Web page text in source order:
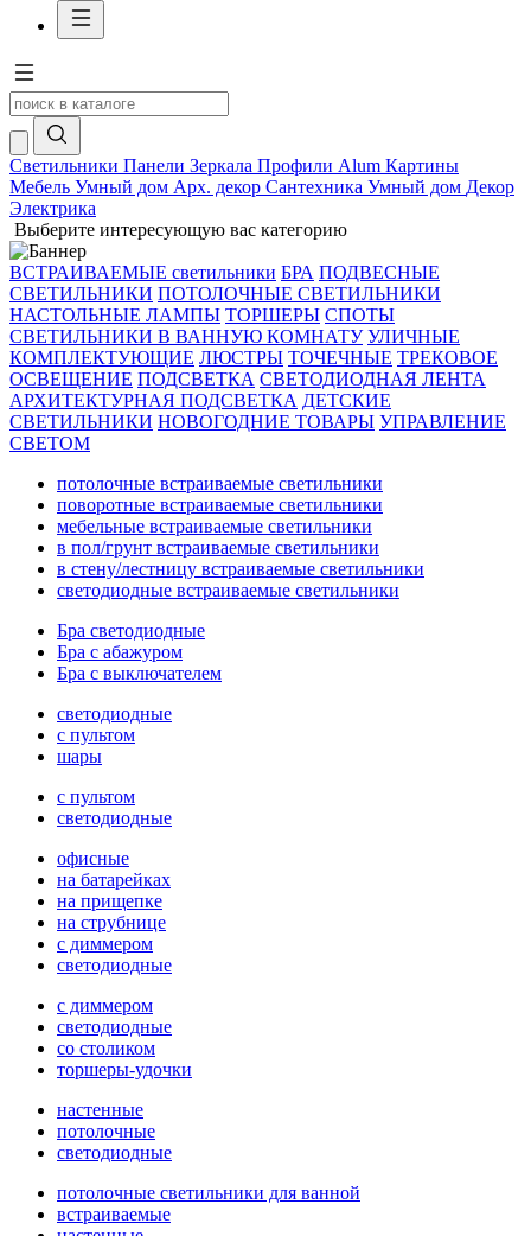
Светильники Панели Зеркала Профили Alum Картины
Мебель Умный дом Арх. декор Сантехника Умный дом Декор
Электрика
Выберите интересующую вас категорию
ВСТРАИВАЕМЫЕ светильники БРА ПОДВЕСНЫЕ
СВЕТИЛЬНИКИ ПОТОЛОЧНЫЕ СВЕТИЛЬНИКИ
НАСТОЛЬНЫЕ ЛАМПЫ ТОРШЕРЫ СПОТЫ
СВЕТИЛЬНИКИ В ВАННУЮ КОМНАТУ УЛИЧНЫЕ
КОМПЛЕКТУЮЩИЕ ЛЮСТРЫ ТОЧЕЧНЫЕ ТРЕКОВОЕ
ОСВЕЩЕНИЕ ПОДСВЕТКА СВЕТОДИОДНАЯ ЛЕНТА
АРХИТЕКТУРНАЯ ПОДСВЕТКА ДЕТСКИЕ
СВЕТИЛЬНИКИ НОВОГОДНИЕ ТОВАРЫ УПРАВЛЕНИЕ
СВЕТОМ
потолочные встраиваемые светильники
поворотные встраиваемые светильники
мебельные встраиваемые светильники
в пол/грунт встраиваемые светильники
в стену/лестницу встраиваемые светильники
светодиодные встраиваемые светильники
Бра светодиодные
Бра с абажуром
Бра с выключателем
светодиодные
с пультом
шары
с пультом
светодиодные
офисные
на батарейках
на прищепке
на струбнице
с диммером
светодиодные
с диммером
светодиодные
со столиком
торшеры-удочки
настенные
потолочные
светодиодные
потолочные светильники для ванной
встраиваемые